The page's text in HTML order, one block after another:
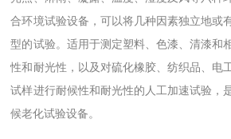
合环境试验设备，可以将几种因素独立地或
型的试验。适用于测定塑料、色漆、清漆和
性和耐光性，以及对硫化橡胶、纺织品、电
试样进行耐候性和耐光性的人工加速试验，
候老化试验设备。